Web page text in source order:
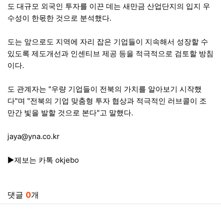
도 대규모 외국인 투자를 이끈 데는 새만금 산업단지의 입지 우
수성이 한몫한 것으로 분석했다.
도는 앞으로도 지역에 자리 잡은 기업들이 지속해서 성장할 수
있도록 제도개선과 인센티브 제공 등을 적극적으로 검토할 방침
이다.
도 관계자는 "우량 기업들이 전북의 가치를 알아보기 시작했
다"며 "전북의 기업 맞춤형 투자 협상과 적극적인 러브콜이 조
만간 빛을 발할 것으로 본다"고 말했다.
jaya@yna.co.kr
▶제보는 카톡 okjebo
댓글 0개